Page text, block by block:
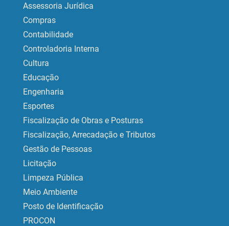
Assessoria Jurídica
Compras
Contabilidade
Controladoria Interna
Cultura
Educação
Engenharia
Esportes
Fiscalização de Obras e Posturas
Fiscalização, Arrecadação e Tributos
Gestão de Pessoas
Licitação
Limpeza Pública
Meio Ambiente
Posto de Identificação
PROCON